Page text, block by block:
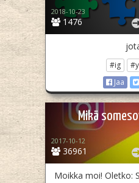
1476
2018-10-23
#ig
Jaa
Mikä
36961
2017-10-12
Moikka moi! Oletko: